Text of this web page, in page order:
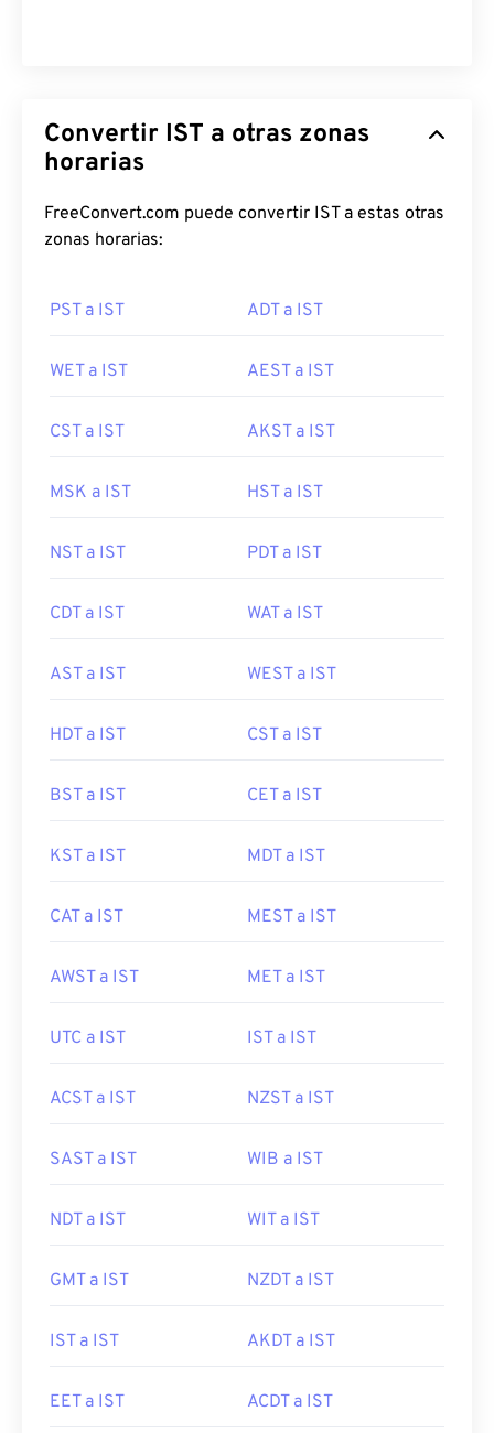
Convertir IST a otras zonas
horarias
FreeConvert.com puede convertir IST a estas otras
zonas horarias:
PST a IST ADT a IST
WET a IST AEST a IST
CST a IST AKST a IST
MSK a IST HST a IST
NST a IST PDT a IST
CDT a IST WAT a IST
AST a IST WEST a IST
HDT a IST CST a IST
BST a IST CET a IST
KST a IST MDT a IST
CAT a IST MEST a IST
AWST a IST MET a IST
UTC a IST IST a IST
ACST a IST NZST a IST
SAST a IST WIB a IST
NDT a IST WIT a IST
GMT a IST NZDT a IST
IST a IST AKDT a IST
EET a IST ACDT a IST